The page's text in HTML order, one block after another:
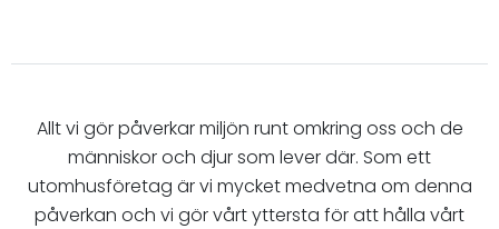
Allt vi gör påverkar miljön runt omkring oss och de
människor och djur som lever där. Som ett
utomhusföretag är vi mycket medvetna om denna
påverkan och vi gör vårt yttersta för att hålla vårt